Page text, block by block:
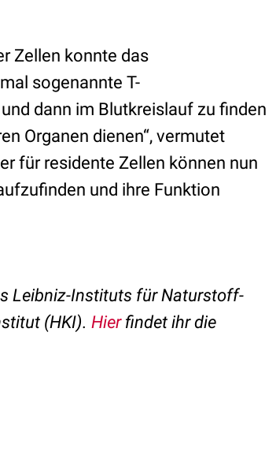
Zellen konnte das
sogenannte T-
dann im Blutkreislauf zu finden
Organen dienen“, vermutet
für residente Zellen können nun
und ihre Funktion
Leibniz-Instituts für Naturstoff-
(HKI). Hierfindet ihr die